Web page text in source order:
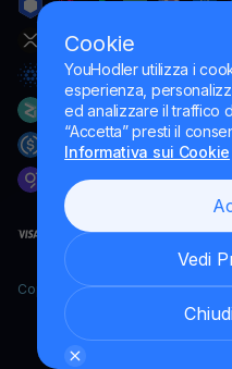
Cookie
YouHodler utilizza i
esperienza,
ed analizzare il traffico
“Accetta” presti il
Informativa sui Cookie
Vedi
Copyright YouHodler, 2026.